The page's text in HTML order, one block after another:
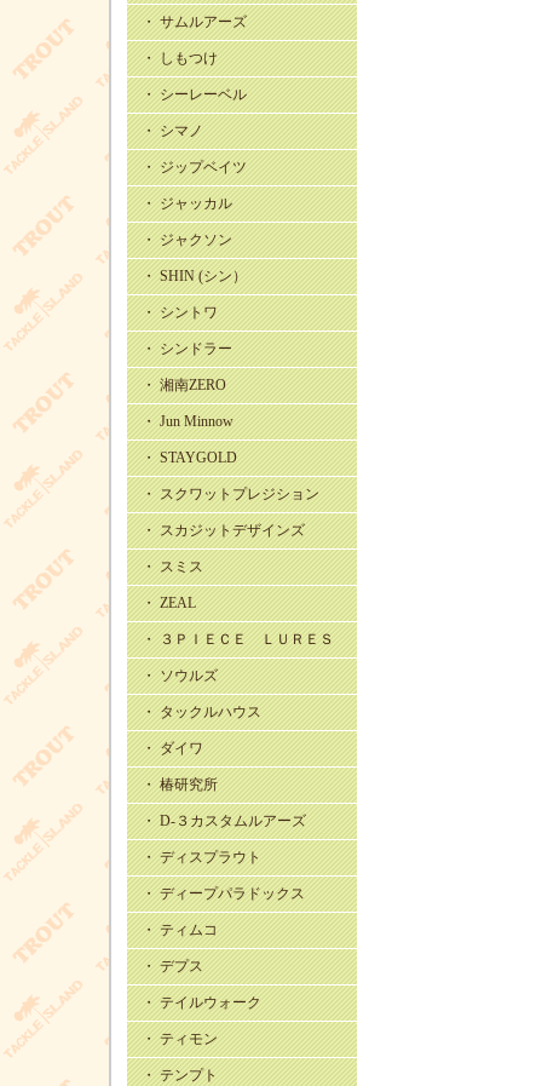
・ サムルアーズ
・ しもつけ
・ シーレーベル
・ シマノ
・ ジップベイツ
・ ジャッカル
・ ジャクソン
・ SHIN (シン）
・ シントワ
・ シンドラー
・ 湘南ZERO
・ Jun Minnow
・ STAYGOLD
・ スクワットプレジション
・ スカジットデザインズ
・ スミス
・ ZEAL
・ ３ＰＩＥＣＥ ＬＵＲＥＳ
・ ソウルズ
・ タックルハウス
・ ダイワ
・ 椿研究所
・ D-３カスタムルアーズ
・ ディスプラウト
・ ディープパラドックス
・ ティムコ
・ デプス
・ テイルウォーク
・ ティモン
・ テンプト